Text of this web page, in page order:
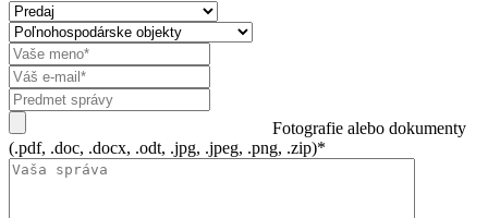
Fotografie alebo dokumenty
(.pdf, .doc, .docx, .odt, .jpg, .jpeg, .png, .zip)*